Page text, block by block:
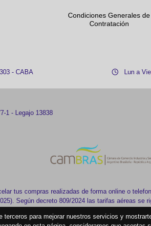
Condiciones Generales de
Contratación
- CABA Lun a
1 - Legajo 13838
tus compras realizadas de forma online o
Según decreto 809/2024 las tarifas aéreas se
para mejorar nuestros servicios y